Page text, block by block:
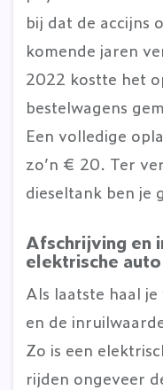
bij dat de accijns
komende jaren
2022 kostte het
bestelwagens
Een volledige
zo’n € 20. Ter
dieseltank ben je
Afschrijving en
elektrische auto
Als laatste haal
en de
Zo is een
rijden ongeveer